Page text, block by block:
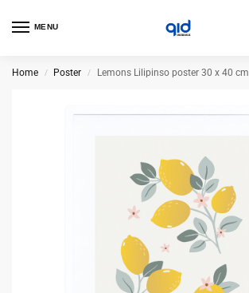
MENU
Home / Poster / Lemons Lilipinso poster 30 x 40 cm